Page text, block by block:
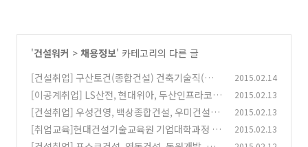
'건설워커 > 채용정보' 카테고리의 다른 글
[건설취업] 구산토건(종합건설) 건축기술직(국내
및 해외) 모집 채용정보 (0)
2015.02.14
[이공계취업] LS산전, 현대위아, 두산인프라코어
등 채용정보 (0)
2015.02.13
[건설취업] 우성건영, 백상종합건설, 우미건설,
대우건설, 영동건설 등 채용정보
(0)
2015.02.13
[취업교육]현대건설기술교육원 기업대학과정 교
육생 모집
(0)
2015.02.13